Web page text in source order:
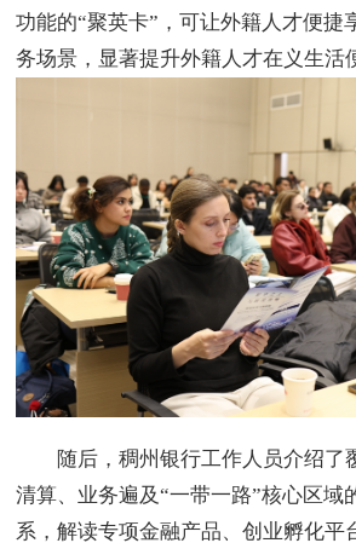
功能的“聚英卡”，可让外籍人才便捷
务场景，显著提升外籍人才在义生活
随后，稠州银行工作人员介绍了
清算、业务遍及“一带一路”核心区域
系，解读专项金融产品、创业孵化平